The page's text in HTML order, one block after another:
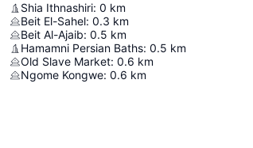
Shia Ithnashiri: 0 km
Beit El-Sahel: 0.3 km
Beit Al-Ajaib: 0.5 km
Hamamni Persian Baths: 0.5 km
Old Slave Market: 0.6 km
Ngome Kongwe: 0.6 km